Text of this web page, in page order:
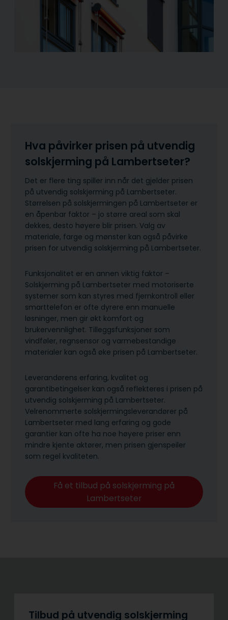
Hva påvirker prisen på utvendig
solskjerming på Lambertseter?
Det er flere ting spiller inn når det gjelder prisen
på utvendig solskjerming på Lambertseter.
Størrelsen på solskjermingen på Lambertseter er
en åpenbar faktor – jo større areal som skal
dekkes, desto høyere blir prisen. Valg av
materiale, farge og mønster kan også påvirke
prisen for utvendig solskjerming på Lambertseter.
Funksjonalitet er en annen viktig faktor –
Solskjerming på Lambertseter med motoriserte
systemer som kan styres med fjernkontroll eller
smarttelefon er ofte dyrere enn manuelle
løsninger, men gir økt komfort og
brukervennlighet. Tilleggsfunksjoner som
vindføler, regnsensor og varmebestandige
materialer kan også øke prisen på Lambertseter.
Leverandørens erfaring, kvalitet og
garantibetingelser kan også reflekteres i prisen på
utvendig solskjerming på Lambertseter.
Velrenommerte solskjermingsleverandører på
Lambertseter med lang erfaring og gode
garantier kan ofte ha noe høyere priser enn
mindre kjente aktører, men prisen gjenspeiler
som regel kvaliteten.
Få et tilbud på solskjerming på
Lambertseter
Tilbud på utvendig solskjerming